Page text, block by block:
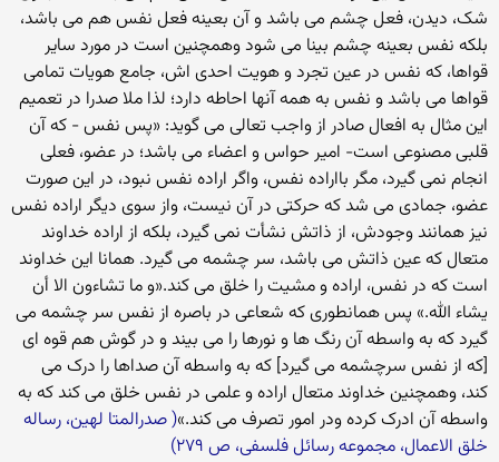
شک، دیدن، فعل چشم می باشد و آن بعینه فعل نفس هم می باشد،
بلکه نفس بعینه چشم بینا می شود وهمچنین است در مورد سایر
قواها، که نفس در عین تجرد و هویت احدی اش، جامع هویات تمامی
قواها می باشد و نفس به همه آنها احاطه دارد؛ لذا ملا صدرا در تعمیم
این مثال به افعال صادر از واجب تعالی می گوید: «پس نفس - که آن
قلبی مصنوعی است- امیر حواس و اعضاء می باشد؛ در عضو، فعلی
انجام نمی گیرد، مگر بااراده نفس، واگر اراده نفس نبود، در این صورت
عضو، جمادی می شد که حرکتی در آن نیست، واز سوی دیگر اراده نفس
نیز همانند وجودش، از ذاتش نشأت نمی گیرد، بلکه از اراده خداوند
متعال که عین ذاتش می باشد، سر چشمه می گیرد. همانا این خداوند
است که در نفس، اراده و مشیت را خلق می کند.«و ما تشاءون الا أن
یشاء الله.» پس همانطوری که شعاعی در باصره از نفس سر چشمه می
گیرد که به واسطه آن رنگ ها و نورها را می بیند و در گوش هم قوه ای
[که از نفس سرچشمه می گیرد] که به واسطه آن صداها را درک می
کند، وهمچنین خداوند متعال اراده و علمی در نفس خلق می کند که به
واسطه آن ادرک کرده ودر امور تصرف می کند.»( صدرالمتا لهین، رساله
خلق الاعمال، مجموعه رسائل فلسفی، ص ۲۷۹)